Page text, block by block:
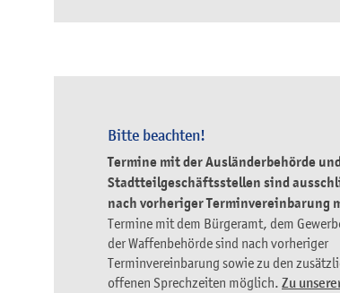
Bitte beachten!
Termine mit der Ausländerbehörde
Stadtteilgeschäftsstellen sind
nach vorheriger Terminvereinbarung
Termine mit dem Bürgeramt, dem
der Waffenbehörde sind nach vorheriger
Terminvereinbarung sowie zu den
offenen Sprechzeiten möglich. Zu